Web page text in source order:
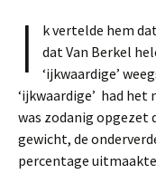
I
k vertelde hem
dat Van Berkel
‘ijkwaardige’
‘ijkwaardige’ had
was zodanig opgezet
gewicht, de
percentage